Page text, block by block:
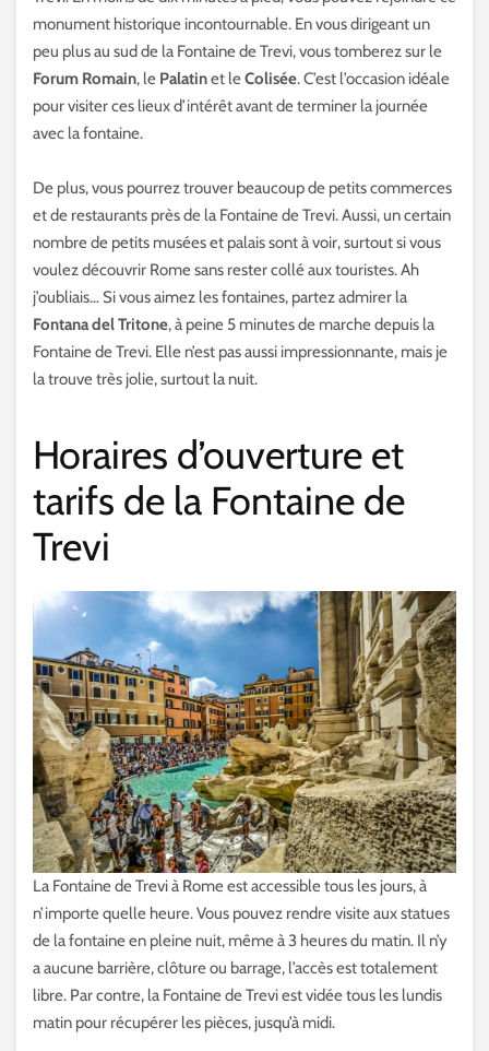
monument historique incontournable. En vous dirigeant un
peu plus au sud de la Fontaine de Trevi, vous tomberez sur le
Forum Romain, le Palatinet leColisée. C’est l’occasion idéale
pour visiter ces lieux d’intérêt avant de terminer la journée
avec la fontaine.
De plus, vous pourrez trouver beaucoup de petits commerces
et de restaurants près de la Fontaine de Trevi. Aussi, un certain
nombre de petits musées et palais sont à voir, surtout si vous
voulez découvrir Rome sans rester collé aux touristes. Ah
j’oubliais… Si vous aimez les fontaines, partez admirer la
Fontana del Tritone, à peine 5 minutes de marche depuis la
Fontaine de Trevi. Elle n’est pas aussi impressionnante, mais je
la trouve très jolie, surtout la nuit.
Horaires d’ouverture et
tarifs de la Fontaine de
Trevi
La Fontaine de Trevi à Rome est accessible tous les jours, à
n’importe quelle heure. Vous pouvez rendre visite aux statues
de la fontaine en pleine nuit, même à 3 heures du matin. Il n’y
a aucune barrière, clôture ou barrage, l’accès est totalement
libre. Par contre, la Fontaine de Trevi est vidée tous les lundis
matin pour récupérer les pièces, jusqu’à midi.